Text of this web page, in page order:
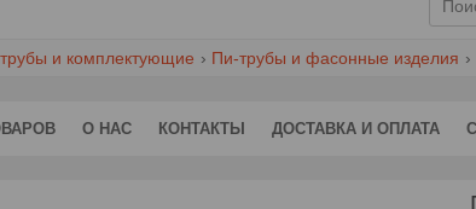
и комплектующие Пи-трубы и фасонные изделия
О НАС КОНТАКТЫ ДОСТАВКА И ОПЛАТА